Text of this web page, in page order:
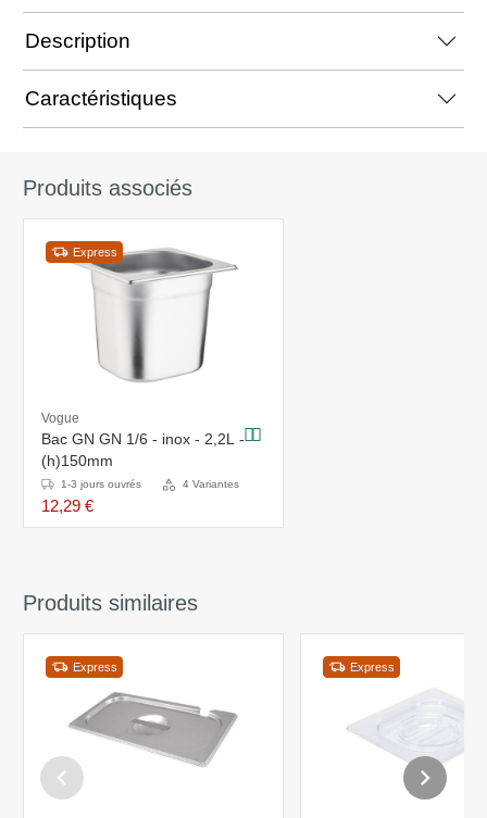
Description
Caractéristiques
Produits associés
Express
Vogue
Bac GN GN 1/6 - inox - 2,2L -
(h)150mm
1-3 jours ouvrés 4 Variantes
12,29 €
Produits similaires
Express Express